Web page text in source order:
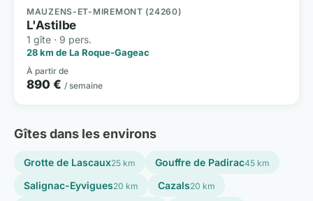
MAUZENS-ET-MIREMONT (24260)
L'Astilbe
1 gîte · 9 pers.
28 km de La Roque-Gageac
À partir de
890 € / semaine
Gîtes dans les environs
Grotte de Lascaux25 km Gouffre de Padirac45 km
Salignac-Eyvigues20 km Cazals20 km